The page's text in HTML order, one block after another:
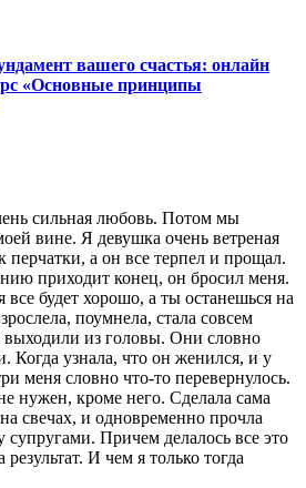
вашего счастья: онлайн
«Основные принципы
сильная любовь. Потом мы
вине. Я девушка очень ветреная
перчатки, а он все терпел и прощал.
приходит конец, он бросил меня.
будет хорошо, а ты останешься на
поумнела, стала совсем
выходили из головы. Они словно
Когда узнала, что он женился, и у
меня словно что-то перевернулось.
нужен, кроме него. Сделала сама
свечах, и одновременно прочла
супругами. Причем делалось все это
И чем я только тогда